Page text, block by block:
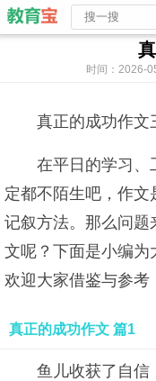
时间：2026-
真正的成功作文
在平日的学习、
定都不陌生吧，作
记叙方法。那么问
文呢？下面是小编为
欢迎大家借鉴与参考
真正的成功作文 篇1
鱼儿收获了自信